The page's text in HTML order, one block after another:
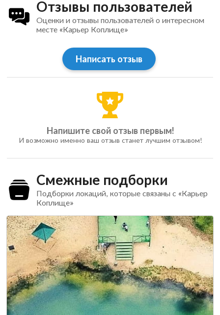
Отзывы пользователей
Оценки и отзывы пользователей о интересном
месте «Карьер Коплище»
Написать отзыв
Напишите свой отзыв первым!
И возможно именно ваш отзыв станет лучшим отзывом!
Смежные подборки
Подборки локаций, которые связаны с «Карьер
Коплище»